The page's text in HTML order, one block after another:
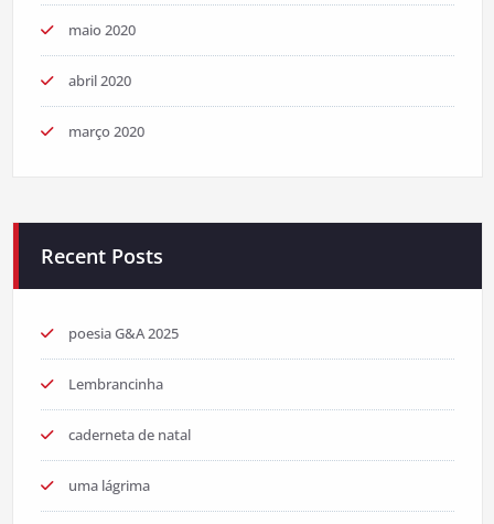
maio 2020
abril 2020
março 2020
Recent Posts
poesia G&A 2025
Lembrancinha
caderneta de natal
uma lágrima